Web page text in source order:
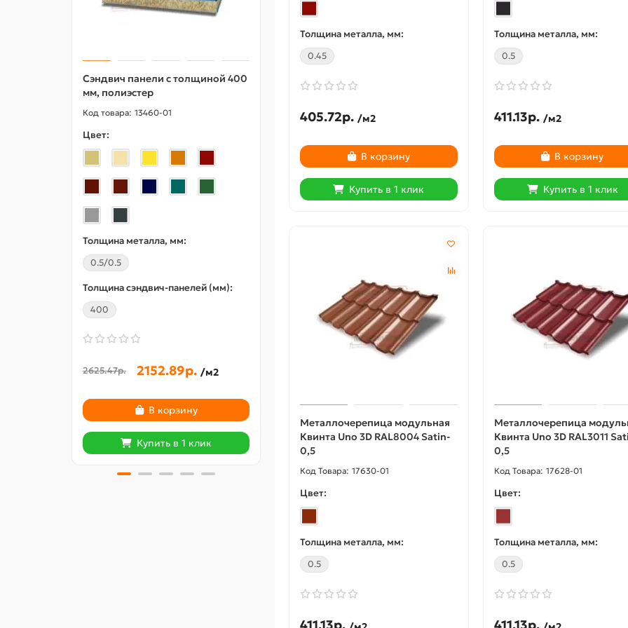
Сэндвич панели с толщиной 400
мм, полиэстер
13460-01
Цвет:
Толщина металла, мм:
0.5/0.5
Толщина сэндвич-панелей (мм):
400
2625.47р. 2152.89р. /м2
В корзину
Купить в 1 клик
L-образный профиль
перфорированный К237
горячеоцинкованный
Толщина металла, мм:
Купить в 1 клик
L-образный профиль
перфорированный К237
нержавеющей стали
Толщина металла, мм:
Купить в 1 клик
Толщина металла, мм:
0.45
405.72р. /м2
В корзину
Купить в 1 клик
Толщина металла, мм:
0.5
411.13р. /м2
В корзину
Купить в 1 клик
Металлочерепица модульная
Квинта Uno 3D RAL8004 Satin-
0,5
17630-01
Цвет:
Толщина металла, мм:
0.5
Металлочерепица
Квинта Uno 3D RAL3011
0,5
17628-01
Цвет:
Толщина металла, мм:
0.5